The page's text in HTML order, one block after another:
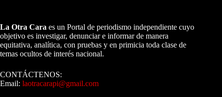
La Otra Cara es un Portal de periodismo independiente cuyo
objetivo es investigar, denunciar e informar de manera
equitativa, analítica, con pruebas y en primicia toda clase de
temas ocultos de interés nacional.
CONTÁCTENOS:
Email: laotracarapi@gmail.com